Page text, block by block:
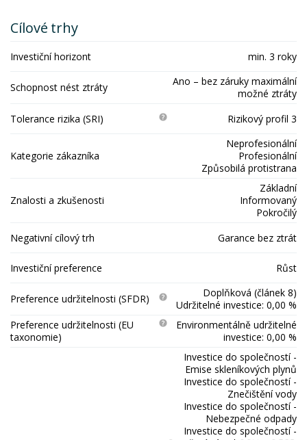
Cílové trhy
Investiční horizont min. 3 roky
Schopnost nést ztráty
Ano – bez záruky maximální
možné ztráty
Tolerance rizika (SRI)
Rizikový profil 3
Kategorie zákazníka
Neprofesionální
Profesionální
Způsobilá protistrana
Znalosti a zkušenosti
Základní
Informovaný
Pokročilý
Negativní cílový trh
Garance bez ztrát
Investiční preference Růst
Preference udržitelnosti (SFDR)
Doplňková (článek 8)
Udržitelné investice: 0,00 %
Preference udržitelnosti (EU
taxonomie)
Environmentálně udržitelné
investice: 0,00 %
Investice do společností -
Emise skleníkových plynů
Investice do společností -
Znečištění vody
Investice do společností -
Nebezpečné odpady
Investice do společností -